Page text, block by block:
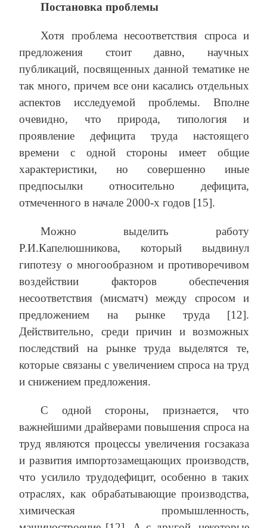
Постановка проблемы
Хотя проблема несоответствия спроса и
предложения стоит давно, научных
публикаций, посвященных данной тематике не
так много, причем все они касались отдельных
аспектов исследуемой проблемы. Вполне
очевидно, что природа, типология и
проявление дефицита труда настоящего
времени с одной стороны имеет общие
характеристики, но совершенно иные
предпосылки относительно дефицита,
отмеченного в начале 2000-х годов [15].
Можно выделить работу
Р.И.Капелюшникова, который выдвинул
гипотезу о многообразном и противоречивом
воздействии факторов обеспечения
несоответствия (мисматч) между спросом и
предложением на рынке труда [12].
Действительно, среди причин и возможных
последствий на рынке труда выделятся те,
которые связаны с увеличением спроса на труд
и снижением предложения.
С одной стороны, признается, что
важнейшими драйверами повышения спроса на
труд являются процессы увеличения госзаказа
и развития импортозамещающих производств,
что усилило трудодефицит, особенно в таких
отраслях, как обрабатывающие производства,
химическая промышленность,